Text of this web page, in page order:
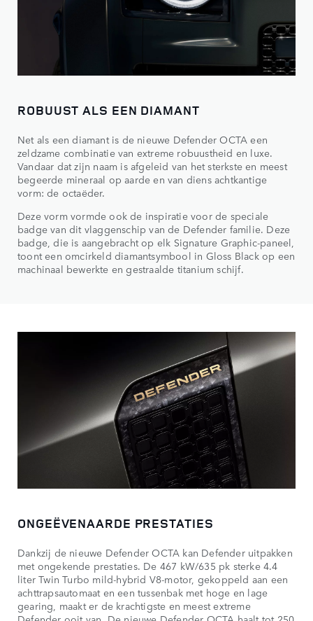
ROBUUST ALS EEN DIAMANT
Net als een diamant is de nieuwe Defender OCTA een
zeldzame combinatie van extreme robuustheid en luxe.
Vandaar dat zijn naam is afgeleid van het sterkste en meest
begeerde mineraal op aarde en van diens achtkantige
vorm: de octaëder.
Deze vorm vormde ook de inspiratie voor de speciale
badge van dit vlaggenschip van de Defender familie. Deze
badge, die is aangebracht op elk Signature Graphic-paneel,
toont een omcirkeld diamantsymbool in Gloss Black op een
machinaal bewerkte en gestraalde titanium schijf.
ONGEËVENAARDE PRESTATIES
Dankzij de nieuwe Defender OCTA kan Defender uitpakken
met ongekende prestaties. De 467 kW/635 pk sterke 4.4
liter Twin Turbo mild-hybrid V8-motor, gekoppeld aan een
achttrapsautomaat en een tussenbak met hoge en lage
gearing, maakt er de krachtigste en meest extreme